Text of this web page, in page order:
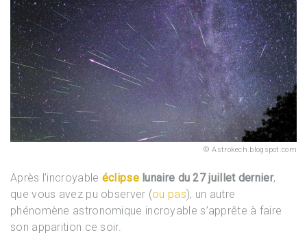
Astrokech.blogspot.com
Après l’incroyable éclipselunaire du 27 juillet dernier,
que vous avez pu observer (ou pas), un autre
phénomène astronomique incroyable s’apprête à faire
son apparition ce soir.